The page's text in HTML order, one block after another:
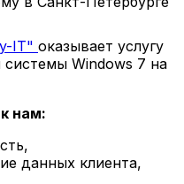
IT" оказывает услугу
Windows 7 на
нам:
данных клиента,